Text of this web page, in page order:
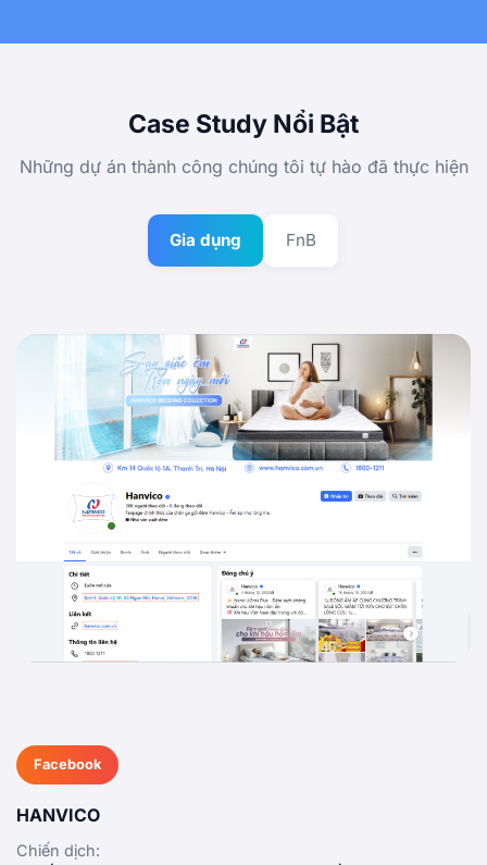
Case Study Nổi Bật
Những dự án thành công chúng tôi tự hào đã thực hiện
Gia dụng FnB
Facebook
HANVICO
Chiến dịch: